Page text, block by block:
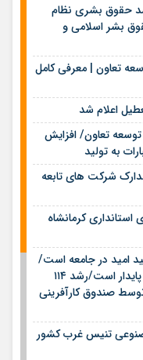
حقوق بشری نظام
بشر اسلامی و
تعاون | معرفی کامل
اعلام شد
توسعه تعاون/ افزایش
به تولید
شرکت های تابعه
کرمانشاه
امید در جامعه است/
سرمایه اجتماعی مهم‌ترین پشتوانه اشتغال پایدار است/رشد ۱۱۴
صندوق کارآفرینی
تنیس غرب کشور